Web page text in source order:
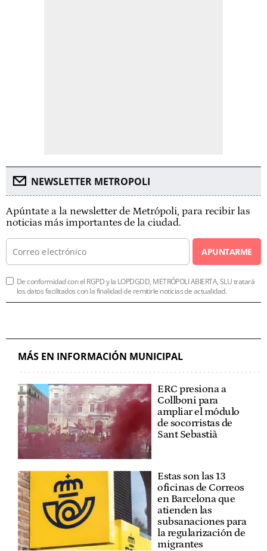
NEWSLETTER METROPOLI
Apúntate a la newsletter de Metrópoli, para recibir las
noticias más importantes de la ciudad.
APUNTARME
De conformidad con el RGPD y la LOPDGDD, METRÓPOLI ABIERTA, SLU tratará
los datos facilitados con la finalidad de remitirle noticias de actualidad.
MÁS EN INFORMACIÓN MUNICIPAL
ERC presiona a
Collboni para
ampliar el módulo
de socorristas de
Sant Sebastià
Estas son las 13
oficinas de Correos
en Barcelona que
atienden las
subsanaciones para
la regularización de
migrantes